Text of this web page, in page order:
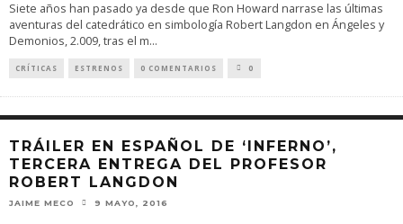
Siete años han pasado ya desde que Ron Howard narrase las últimas
aventuras del catedrático en simbología Robert Langdon en Ángeles y
Demonios, 2.009, tras el m...
CRÍTICAS ESTRENOS 0 COMENTARIOS 0
TRÁILER EN ESPAÑOL DE ‘INFERNO’,
TERCERA ENTREGA DEL PROFESOR
ROBERT LANGDON
JAIME MECO 9 MAYO, 2016